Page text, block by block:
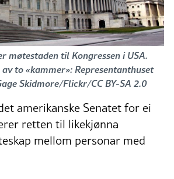
møtestaden til Kongressen i USA.
to «kammer»: Representanthuset
Skidmore/Flickr/CC BY-SA 2.0
amerikanske Senatet for ei
retten til likekjønna
mellom personar med